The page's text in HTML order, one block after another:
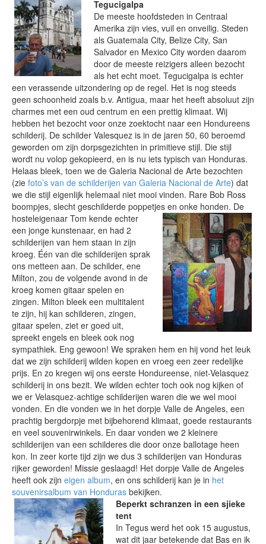
Tegucigalpa
De meeste hoofdsteden in Centraal
Amerika zijn vies, vuil en onveilig. Steden
als Guatemala City, Belize City, San
Salvador en Mexico City worden daarom
door de meeste reizigers alleen bezocht
als het echt moet. Tegucigalpa is echter
een verassende uitzondering op de regel. Het is nog steeds
geen schoonheid zoals b.v. Antigua, maar het heeft absoluut zijn
charmes met een oud centrum en een prettig klimaat. Wij
hebben het bezocht voor onze zoektocht naar een Hondureens
schilderij. De schilder Valesquez is in de jaren 50, 60 beroemd
geworden om zijn dorpsgezichten in primitieve stijl. Die stijl
wordt nu volop gekopieerd, en is nu iets typisch van Honduras.
Helaas bleek, toen we de Galeria Nacional de Arte bezochten
(zie foto’s van de schilderijen van Galeria Nacional de Arte) dat
we die stijl eigenlijk helemaal niet mooi vinden. Rare Bob Ross
boompjes, slecht geschilderde poppetjes en onke honden. De
hosteleigenaar Tom kende echter
een jonge kunstenaar, en had 2
schilderijen van hem staan in zijn
kroeg. Één van die schilderijen sprak
ons metteen aan. De schilder, ene
Milton, zou de volgende avond in de
kroeg komen gitaar spelen en
zingen. Milton bleek een multitalent
te zijn, hij kan schilderen, zingen,
gitaar spelen, ziet er goed uit,
spreekt engels en bleek ook nog
sympathiek. Eng gewoon! We spraken hem en hij vond het leuk
dat we zijn schilderij wilden kopen en vroeg een zeer redelijke
prijs. En zo kregen wij ons eerste Hondureense, niet-Velasquez
schilderij in ons bezit. We wilden echter toch ook nog kijken of
we er Velasquez-achtige schilderijen waren die we wel mooi
vonden. En die vonden we in het dorpje Valle de Angeles, een
prachtig bergdorpje met bijbehorend klimaat, goede restaurants
en veel souvenirwinkels. En daar vonden we 2 kleinere
schilderijen van een schilderes die door onze ballotage heen
kon. In zeer korte tijd zijn we dus 3 schilderijen van Honduras
rijker geworden! Missie geslaagd! Het dorpje Valle de Angeles
heeft ook zijn eigen album, en ons schilderij kan je in het
souvenirsalbum van Honduras bekijken.
Beperkt schranzen in een sjieke
tent
In Tegus werd het ook 15 augustus,
wat dit jaar betekende dat Bas en ik